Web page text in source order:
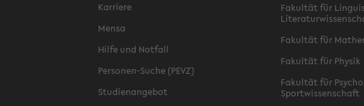
Karriere
Mensa
Hilfe und Notfall
Personen-Suche (PEVZ)
Studienangebot
Fakultät für
Fakultät für
Fakultät für Physik
Fakultät für
Sportwissenschaft